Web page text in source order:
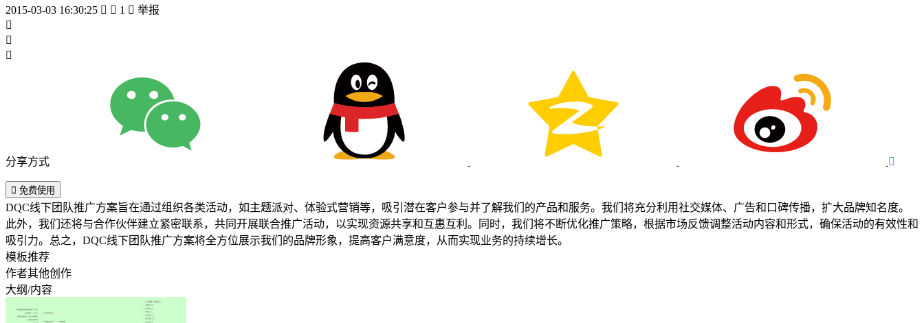
2015-03-03 16:30:25   1  举报



分享方式 
 免费使用
DQC线下团队推广方案旨在通过组织各类活动，如主题派对、体验式营销等，吸引潜在客户参与并了解我们的产品和服务。我们将充分利用社交媒体、广告和口碑传播，扩大品牌知名度。
此外，我们还将与合作伙伴建立紧密联系，共同开展联合推广活动，以实现资源共享和互惠互利。同时，我们将不断优化推广策略，根据市场反馈调整活动内容和形式，确保活动的有效性和
吸引力。总之，DQC线下团队推广方案将全方位展示我们的品牌形象，提高客户满意度，从而实现业务的持续增长。
模板推荐
作者其他创作
大纲/内容